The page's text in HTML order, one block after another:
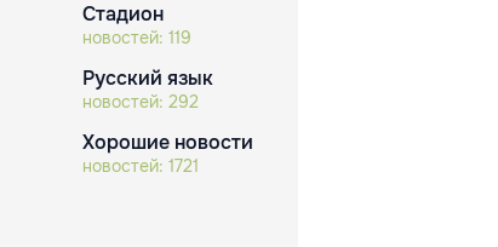
Стадион
новостей: 119
Русский язык
новостей: 292
Хорошие новости
новостей: 1721